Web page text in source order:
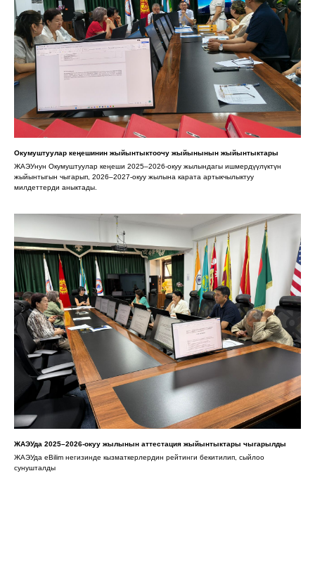
Окумуштуулар кеңешинин жыйынтыктоочу жыйынынын жыйынтыктары
ЖАЭУнун Окумуштуулар кеңеши 2025–2026-окуу жылындагы ишмердүүлүктүн
жыйынтыгын чыгарып, 2026–2027-окуу жылына карата артыкчылыктуу
милдеттерди аныктады.
ЖАЭУда 2025–2026-окуу жылынын аттестация жыйынтыктары чыгарылды
ЖАЭУда eBilim негизинде кызматкерлердин рейтинги бекитилип, сыйлоо
сунушталды